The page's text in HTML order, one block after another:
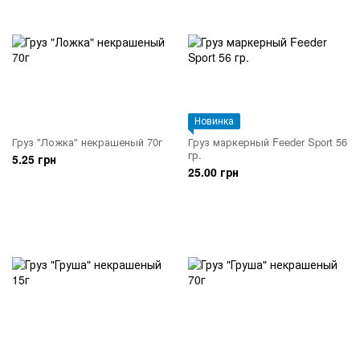
Груз "Ложка" некрашеный 70г
5.25 грн
Новинка
Груз маркерный Feeder Sport 56
гр.
25.00 грн